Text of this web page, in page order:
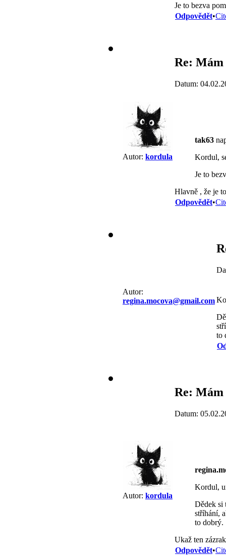
Je to bezva
Odpovědět•
Autor: kordula
Re: Mám
Datum:
tak63
Kordul,
Je to
Hlavně , že je
Odpovědět•
Autor:
regina.mocova@gmail.com
to
Autor: kordula
Re: Mám
Datum:
Kordul,
Dědek si
stříhání,
to dobrý.
Ukaž ten zázrak
Odpovědět•